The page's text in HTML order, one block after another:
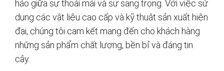
hảo giữa sự thoải mái và sự sang trọng. Với việc sử
dụng các vật liệu cao cấp và kỹ thuật sản xuất hiện
đại, chúng tôi cam kết mang đến cho khách hàng
những sản phẩm chất lượng, bền bỉ và đáng tin
cậy.